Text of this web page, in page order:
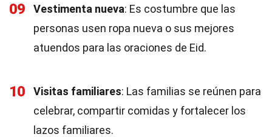
09 Vestimenta nueva: Es costumbre que las
personas usen ropa nueva o sus mejores
atuendos para las oraciones de Eid.
10 Visitas familiares: Las familias se reúnen para
celebrar, compartir comidas y fortalecer los
lazos familiares.